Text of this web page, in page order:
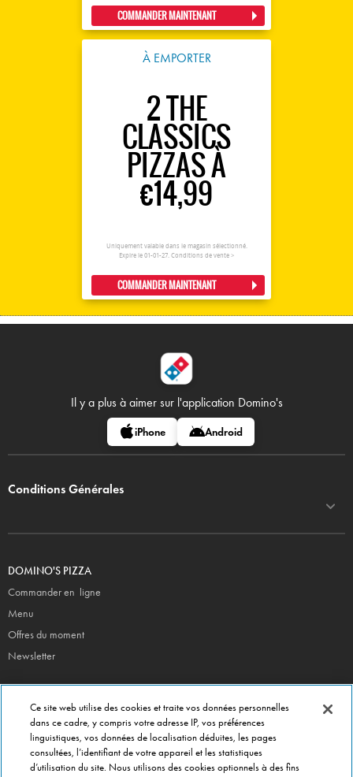
COMMANDER MAINTENANT
À EMPORTER
2 THE
CLASSICS
PIZZAS À
€14,99
Uniquement valable dans le magasin sélectionné.
Expire le 01-01-27. Conditions de vente >
COMMANDER MAINTENANT
Il y a plus à aimer sur l'application Domino's
iPhone Android
Conditions Générales
DOMINO'S PIZZA
Commander en ligne
Menu
Offres du moment
Newsletter
Siège Social
Info magasins
Formulaire de Contact
Ce site web utilise des cookies et traite vos données personnelles
dans ce cadre, y compris votre adresse IP, vos préférences
linguistiques, vos données de localisation déduites, les pages
consultées, l’identifiant de votre appareil et les statistiques
d’utilisation du site. Nous utilisons des cookies optionnels à des fins